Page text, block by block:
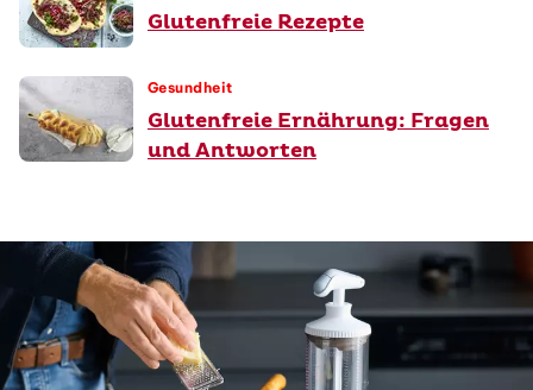
Glutenfreie Rezepte
Gesundheit
Glutenfreie Ernährung: Fragen
und Antworten